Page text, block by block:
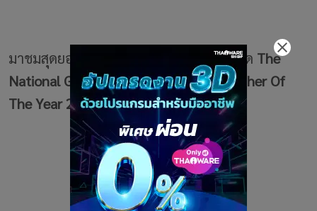
มาชมสุดยอดภาพถ่ายที่เข้ารอบการประกวด The
National Geographic Nature Photographer Of
The Year 2017กันเลย